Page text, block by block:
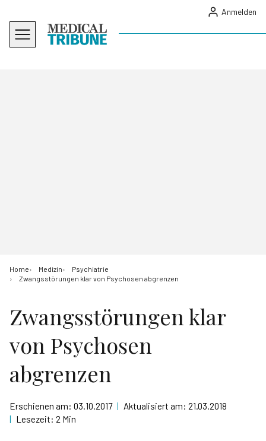
Anmelden
Home Medizin
Psychiatrie
Zwangsstörungen klar von Psychosen abgrenzen
Zwangsstörungen klar
von Psychosen
abgrenzen
Erschienen am: 03.10.2017 | Aktualisiert am: 21.03.2018
| Lesezeit: 2 Min